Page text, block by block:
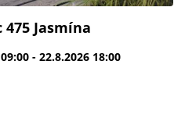
Jasmína
- 22.8.2026 18:00